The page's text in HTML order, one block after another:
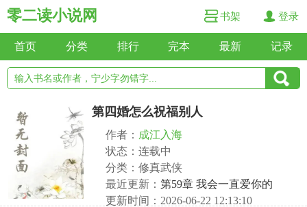
零二读小说网 书架 登录
首页 分类 排行 完本 最新 记录
第四婚怎么祝福别人
作者： 成江入海
状态：连载中
分类：修真武侠
最近更新： 第59章 我会一直爱你的
更新时间：2026-06-22 12:13:10